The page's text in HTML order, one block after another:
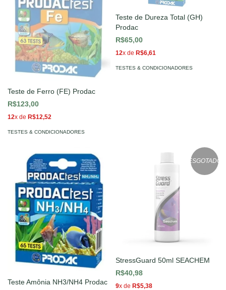
Teste de Ferro (FE) Prodac
R$123,00
12x de R$12,52
TESTES & CONDICIONADORES
Teste de Dureza Total (GH)
Prodac
R$65,00
12x de R$6,61
TESTES & CONDICIONADORES
Teste Amônia NH3/NH4 Prodac
ESGOTADO
StressGuard 50ml SEACHEM
R$40,98
9x de R$5,38